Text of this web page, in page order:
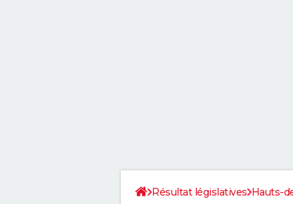
Résultat législatives Hauts-